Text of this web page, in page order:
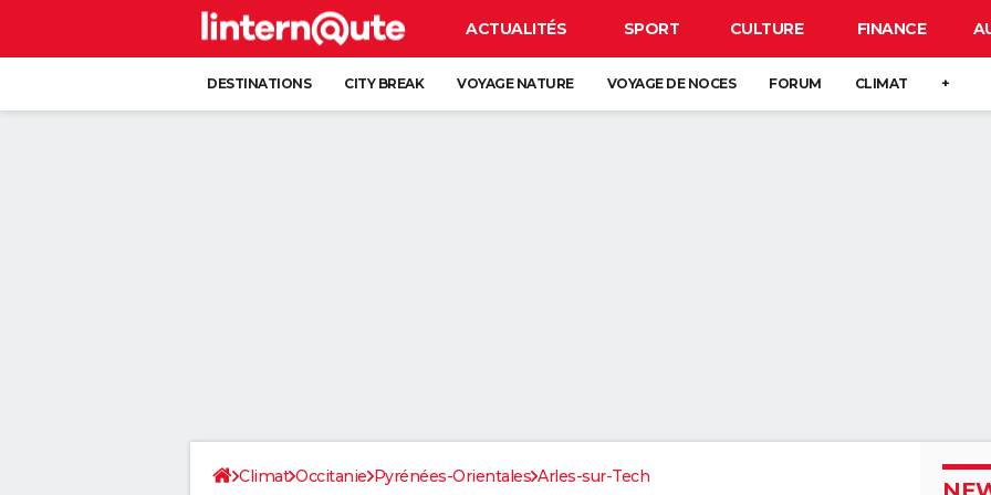
ACTUALITÉS SPORT CULTURE FINANCE
DESTINATIONS CITY BREAK VOYAGE NATURE VOYAGE DE NOCES FORUM CLIMAT +
Climat Occitanie Pyrénées-Orientales Arles-sur-Tech